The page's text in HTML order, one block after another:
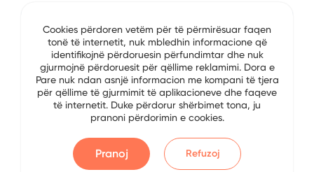
E-mail
Numri i Telefonit
Cookies përdoren vetëm për të përmirësuar faqen
tonë të internetit, nuk mbledhin informacione që
identifikojnë përdoruesin përfundimtar dhe nuk
gjurmojnë përdoruesit për qëllime reklamimi. Dora e
Pare nuk ndan asnjë informacion me kompani të tjera
për qëllime të gjurmimit të aplikacioneve dhe faqeve
të internetit. Duke përdorur shërbimet tona, ju
pranoni përdorimin e cookies.
Pranoj Refuzoj